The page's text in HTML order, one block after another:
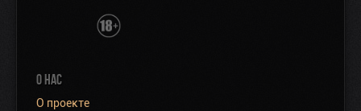
О НАС
О проекте